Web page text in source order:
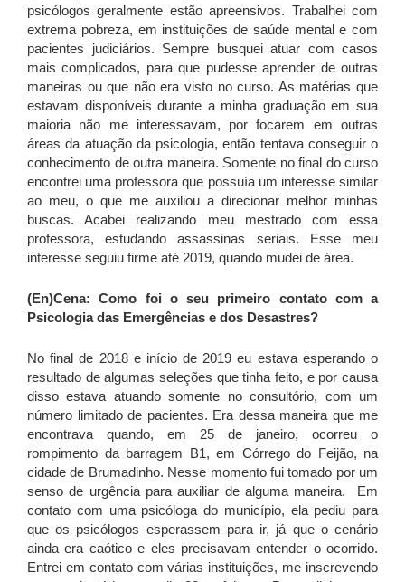
psicólogos geralmente estão apreensivos. Trabalhei com
extrema pobreza, em instituições de saúde mental e com
pacientes judiciários. Sempre busquei atuar com casos
mais complicados, para que pudesse aprender de outras
maneiras ou que não era visto no curso. As matérias que
estavam disponíveis durante a minha graduação em sua
maioria não me interessavam, por focarem em outras
áreas da atuação da psicologia, então tentava conseguir o
conhecimento de outra maneira. Somente no final do curso
encontrei uma professora que possuía um interesse similar
ao meu, o que me auxiliou a direcionar melhor minhas
buscas. Acabei realizando meu mestrado com essa
professora, estudando assassinas seriais. Esse meu
interesse seguiu firme até 2019, quando mudei de área.
(En)Cena: Como foi o seu primeiro contato com a
Psicologia das Emergências e dos Desastres?
No final de 2018 e início de 2019 eu estava esperando o
resultado de algumas seleções que tinha feito, e por causa
disso estava atuando somente no consultório, com um
número limitado de pacientes. Era dessa maneira que me
encontrava quando, em 25 de janeiro, ocorreu o
rompimento da barragem B1, em Córrego do Feijão, na
cidade de Brumadinho. Nesse momento fui tomado por um
senso de urgência para auxiliar de alguma maneira. Em
contato com uma psicóloga do município, ela pediu para
que os psicólogos esperassem para ir, já que o cenário
ainda era caótico e eles precisavam entender o ocorrido.
Entrei em contato com várias instituições, me inscrevendo